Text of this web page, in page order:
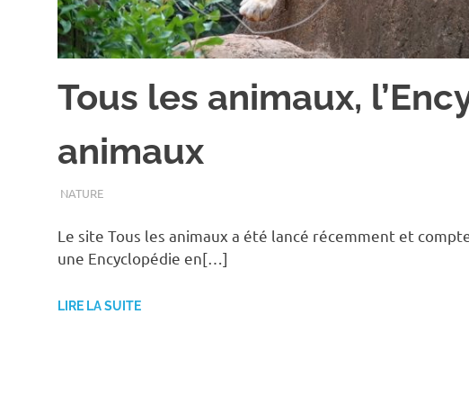
Tous les animaux,
animaux
SEPTEMBRE 26, 2018
ASSOEDH
NATURE
Le site Tous les animaux a été lancé récemment et
une Encyclopédie en[…]
LIRE LA SUITE